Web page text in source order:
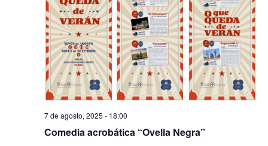
vistas
de
Comedia acrobática “Ovella Negra”
7 de agosto, 2025 - 18:00